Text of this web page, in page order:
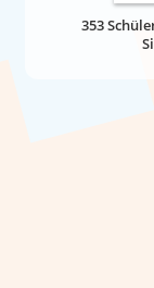
353